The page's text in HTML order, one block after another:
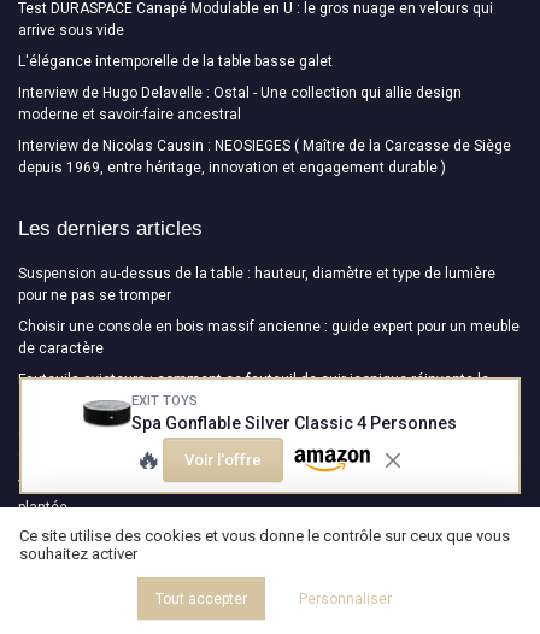
EXIT TOYS
Spa Gonflable Silver Classic 4 Personnes
🔥 Voir l'offre
Test DURASPACE Canapé Modulable en U : le gros nuage en velours qui
arrive sous vide
L'élégance intemporelle de la table basse galet
Interview de Hugo Delavelle : Ostal - Une collection qui allie design
moderne et savoir-faire ancestral
Interview de Nicolas Causin : NEOSIEGES ( Maître de la Carcasse de Siège
depuis 1969, entre héritage, innovation et engagement durable )
Les derniers articles
Suspension au-dessus de la table : hauteur, diamètre et type de lumière
pour ne pas se tromper
Choisir une console en bois massif ancienne : guide expert pour un meuble
de caractère
Fauteuils aviateurs : comment ce fauteuil de cuir iconique réinvente le
salon contemporain
Choisir une console en bois massif ancienne : guide expert pour un meuble
Végétaliser un intérieur sans jardinière : claustra, suspension et alcôve
plantée
Ce site utilise des cookies et vous donne le contrôle sur ceux que vous
souhaitez activer
Tout accepter Personnaliser